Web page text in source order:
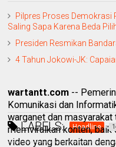
Pilpres Proses Demokrasi
Saling Sapa Karena Beda
Presiden Resmikan
4 Tahun Jokowi-JK:
wartantt.com --
Komunikasi dan
warganet dan
memviralkan konten, baik
video yang berkaitan
LABELS: Headline